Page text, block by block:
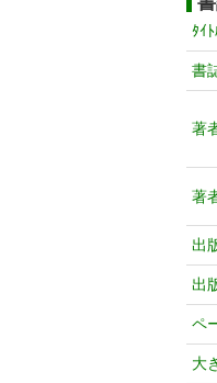
ﾀｲ
書
著
著
出
出
ペ
大